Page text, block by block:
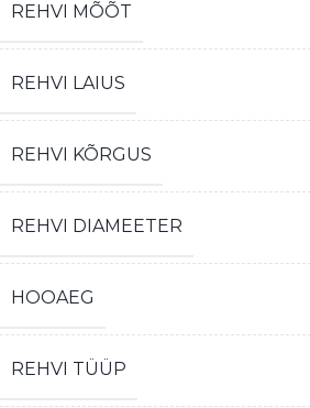
REHVI MÕÕT
REHVI LAIUS
REHVI KÕRGUS
REHVI DIAMEETER
HOOAEG
REHVI TÜÜP